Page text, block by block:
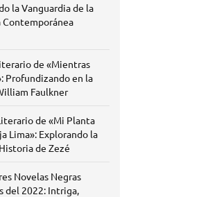
la Vanguardia de la
Contemporánea
de «Mientras
Profundizando en la
Faulkner
de «Mi Planta
Lima»: Explorando la
de Zezé
Novelas Negras
del 2022: Intriga,